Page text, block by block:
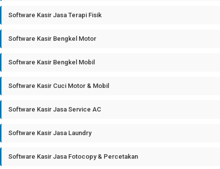
Software Kasir Jasa Terapi Fisik
Software Kasir Bengkel Motor
Software Kasir Bengkel Mobil
Software Kasir Cuci Motor & Mobil
Software Kasir Jasa Service AC
Software Kasir Jasa Laundry
Software Kasir Jasa Fotocopy & Percetakan